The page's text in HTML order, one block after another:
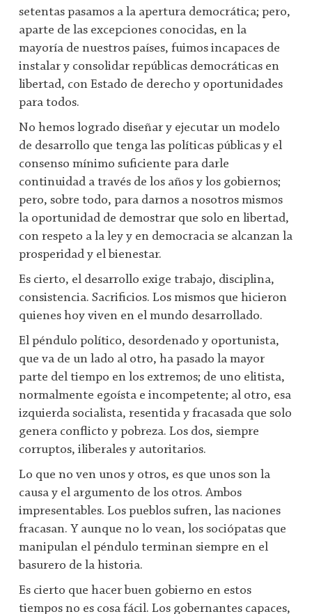
setentas pasamos a la apertura democrática; pero,
aparte de las excepciones conocidas, en la
mayoría de nuestros países, fuimos incapaces de
instalar y consolidar repúblicas democráticas en
libertad, con Estado de derecho y oportunidades
para todos.
No hemos logrado diseñar y ejecutar un modelo
de desarrollo que tenga las políticas públicas y el
consenso mínimo suficiente para darle
continuidad a través de los años y los gobiernos;
pero, sobre todo, para darnos a nosotros mismos
la oportunidad de demostrar que solo en libertad,
con respeto a la ley y en democracia se alcanzan la
prosperidad y el bienestar.
Es cierto, el desarrollo exige trabajo, disciplina,
consistencia. Sacrificios. Los mismos que hicieron
quienes hoy viven en el mundo desarrollado.
El péndulo político, desordenado y oportunista,
que va de un lado al otro, ha pasado la mayor
parte del tiempo en los extremos; de uno elitista,
normalmente egoísta e incompetente; al otro, esa
izquierda socialista, resentida y fracasada que solo
genera conflicto y pobreza. Los dos, siempre
corruptos, iliberales y autoritarios.
Lo que no ven unos y otros, es que unos son la
causa y el argumento de los otros. Ambos
impresentables. Los pueblos sufren, las naciones
fracasan. Y aunque no lo vean, los sociópatas que
manipulan el péndulo terminan siempre en el
basurero de la historia.
Es cierto que hacer buen gobierno en estos
tiempos no es cosa fácil. Los gobernantes capaces,